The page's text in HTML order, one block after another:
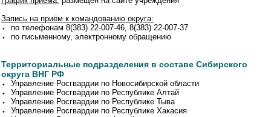
Запись на приём к командованию округа:
⬩ по телефонам 8(383) 22-007-46, 8(383) 22-007-37
⬩ по письменному, электронному обращению
Территориальные подразделения в составе Сибирского
округа ВНГ РФ
⬩ Управление Росгвардии по Новосибирской области
⬩ Управление Росгвардии по Республике Алтай
⬩ Управление Росгвардии по Республике Тыва
⬩ Управление Росгвардии по Республике Хакасия